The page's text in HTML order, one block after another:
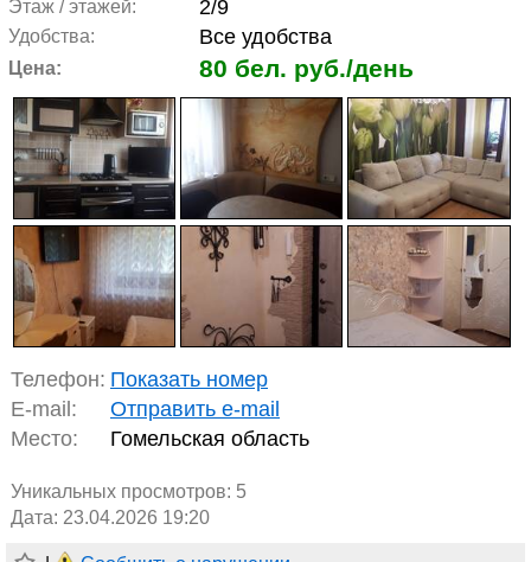
Этаж / этажей: 2/9
Удобства: Все удобства
Цена: 80 бел. руб./день
Телефон: Показать номер
E-mail:
Отправить e-mail
Место:
Гомельская область
Уникальных просмотров: 5
Дата: 23.04.2026 19:20